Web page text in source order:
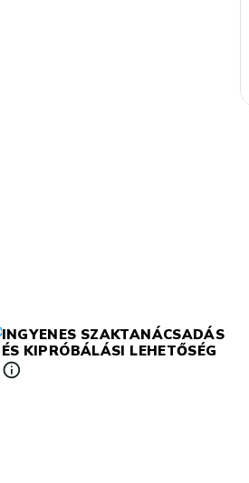
INGYENES SZAKTANÁCSADÁS
ÉS KIPRÓBÁLÁSI LEHETŐSÉG